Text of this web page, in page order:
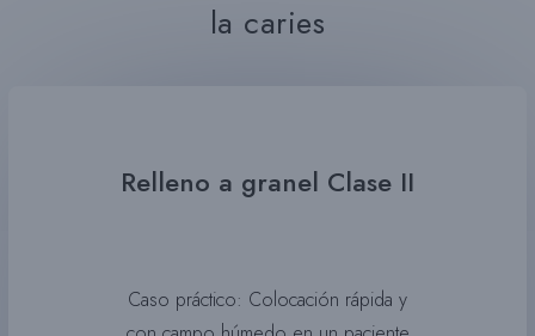
la caries
Relleno a granel Clase II
Caso práctico: Colocación rápida y